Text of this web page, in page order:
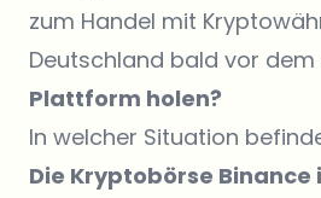
zum Handel mit
Deutschland bald vor dem
Plattform holen?
In welcher Situation
Die Kryptobörse